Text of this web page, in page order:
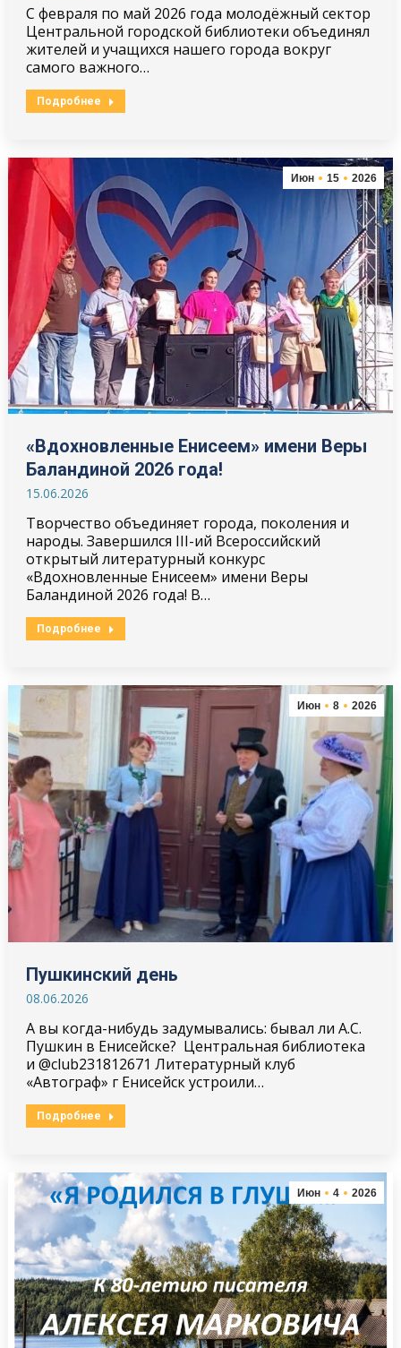
С февраля по май 2026 года молодёжный сектор
Центральной городской библиотеки объединял
жителей и учащихся нашего города вокруг
самого важного…
Подробнее
Июн 15 2026
«Вдохновленные Енисеем» имени Веры
Баландиной 2026 года!
15.06.2026
Творчество объединяет города, поколения и
народы. Завершился III-ий Всероссийский
открытый литературный конкурс
«Вдохновленные Енисеем» имени Веры
Баландиной 2026 года! В…
Подробнее
Июн 8 2026
Пушкинский день
08.06.2026
А вы когда-нибудь задумывались: бывал ли А.С.
Пушкин в Енисейске? Центральная библиотека
и @club231812671 Литературный клуб
«Автограф» г Енисейск устроили…
Подробнее
Июн 4 2026